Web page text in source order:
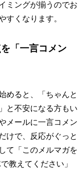
ミングが揃うのでお
すくなります。
「一言コメン
めると、「ちゃんと
と不安になる方もい
メールに一言コメン
けで、反応がぐっと
て「このメルマガを
教えてください」